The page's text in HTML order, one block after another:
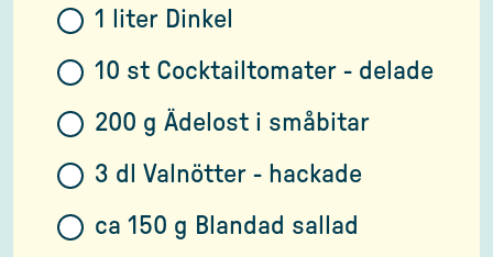
1 liter Dinkel
10 st Cocktailtomater - delade
200 g Ädelost i småbitar
3 dl Valnötter - hackade
ca 150 g Blandad sallad